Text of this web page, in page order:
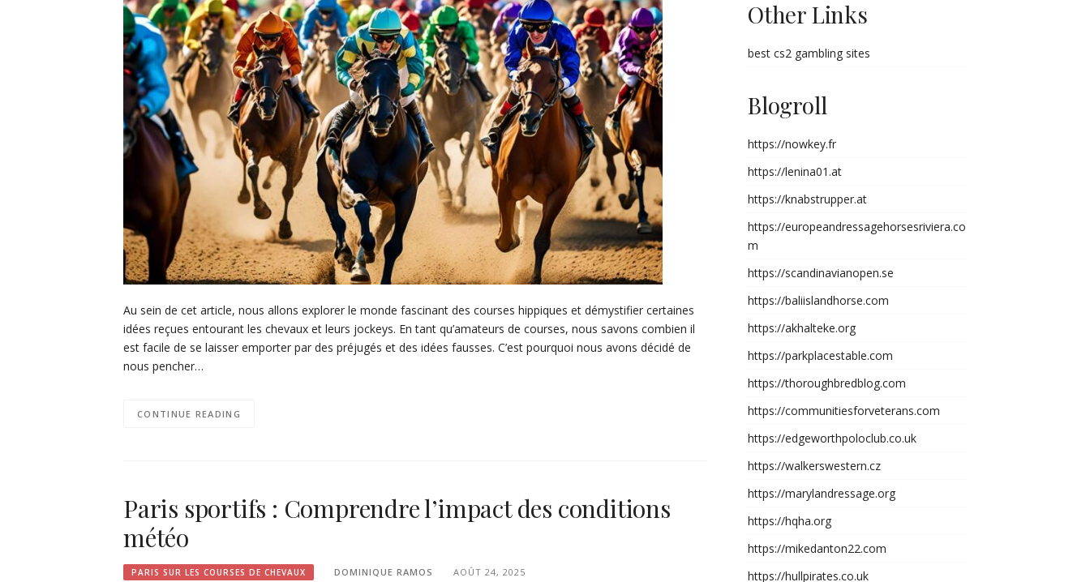
Au sein de cet article, nous allons explorer le monde fascinant des courses hippiques et démystifier certaines
idées reçues entourant les chevaux et leurs jockeys. En tant qu’amateurs de courses, nous savons combien il
est facile de se laisser emporter par des préjugés et des idées fausses. C’est pourquoi nous avons décidé de
nous pencher…
CONTINUE READING
Paris sportifs : Comprendre l’impact des conditions
météo
PARIS SUR LES COURSES DE CHEVAUX DOMINIQUE RAMOS AOÛT 24, 2025
Other Links
best cs2 gambling sites
Blogroll
https://nowkey.fr
https://lenina01.at
https://knabstrupper.at
https://europeandressagehorsesriviera.co
m
https://scandinavianopen.se
https://baliislandhorse.com
https://akhalteke.org
https://parkplacestable.com
https://thoroughbredblog.com
https://communitiesforveterans.com
https://edgeworthpoloclub.co.uk
https://walkerswestern.cz
https://marylandressage.org
https://hqha.org
https://mikedanton22.com
https://hullpirates.co.uk